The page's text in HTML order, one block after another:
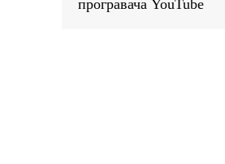
програвача YouTube